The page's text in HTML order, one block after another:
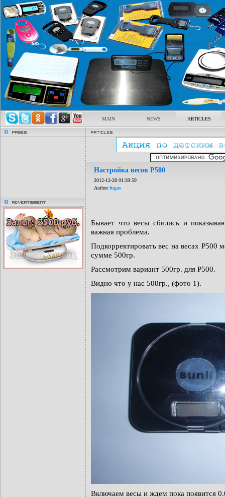
MAIN NEWS ARTICLES
pages
advertisment
Articles
Настройка весов P500
2012-12-28 01:39:59
Authorfugas
Бывает что весы сбились и
важная проблема.
Подкорректировать вес на весах P500
сумме 500гр.
Рассмотрим вариант 500гр. для P500.
Видно что у нас 500гр., (фото 1).
Включаем весы и ждем пока появится